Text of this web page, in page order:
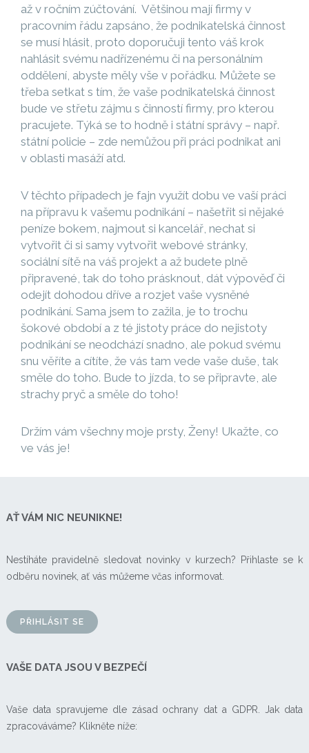
až v ročním zúčtování. Většinou mají firmy v
pracovním řádu zapsáno, že podnikatelská činnost
se musí hlásit, proto doporučuji tento váš krok
nahlásit svému nadřízenému či na personálním
oddělení, abyste měly vše v pořádku. Můžete se
třeba setkat s tím, že vaše podnikatelská činnost
bude ve střetu zájmu s činností firmy, pro kterou
pracujete. Týká se to hodně i státní správy – např.
státní policie – zde nemůžou při práci podnikat ani
v oblasti masáží atd.
V těchto případech je fajn využít dobu ve vaší práci
na přípravu k vašemu podnikání – našetřit si nějaké
peníze bokem, najmout si kancelář, nechat si
vytvořit či si samy vytvořit webové stránky,
sociální sítě na váš projekt a až budete plně
připravené, tak do toho prásknout, dát výpověď či
odejít dohodou dříve a rozjet vaše vysněné
podnikání. Sama jsem to zažila, je to trochu
šokové období a z té jistoty práce do nejistoty
podnikání se neodchází snadno, ale pokud svému
snu věříte a cítíte, že vás tam vede vaše duše, tak
směle do toho. Bude to jízda, to se připravte, ale
strachy pryč a směle do toho!
Držím vám všechny moje prsty, Ženy! Ukažte, co
ve vás je!
AŤ VÁM NIC NEUNIKNE!
Nestíháte pravidelně sledovat novinky v kurzech? Přihlaste se k
odběru novinek, ať vás můžeme včas informovat.
PŘIHLÁSIT SE
VAŠE DATA JSOU V BEZPEČÍ
Vaše data spravujeme dle zásad ochrany dat a GDPR. Jak data
zpracováváme? Klikněte níže: